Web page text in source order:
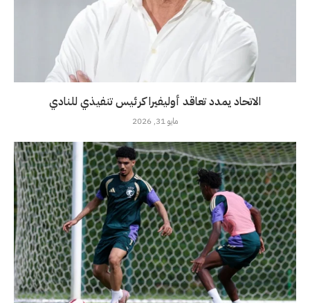
الاتحاد يمدد تعاقد أوليفيرا كرئيس تنفيذي للنادي
مايو 31, 2026